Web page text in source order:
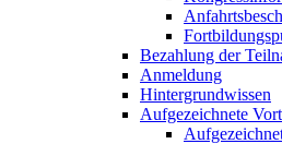
Bezahlung der
Anmeldung
Hintergrundwissen
Aufgezeichnete